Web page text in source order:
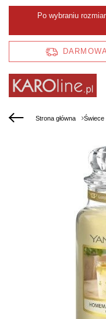
Po wybraniu
Strona główna Świece